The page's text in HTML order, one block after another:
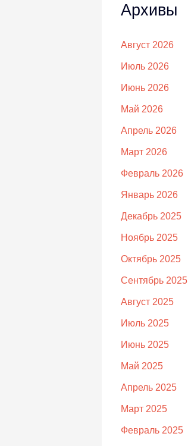
Архивы
Август 2026
Июль 2026
Июнь 2026
Май 2026
Апрель 2026
Март 2026
Февраль 2026
Январь 2026
Декабрь 2025
Ноябрь 2025
Октябрь 2025
Сентябрь 2025
Август 2025
Июль 2025
Июнь 2025
Май 2025
Апрель 2025
Март 2025
Февраль 2025